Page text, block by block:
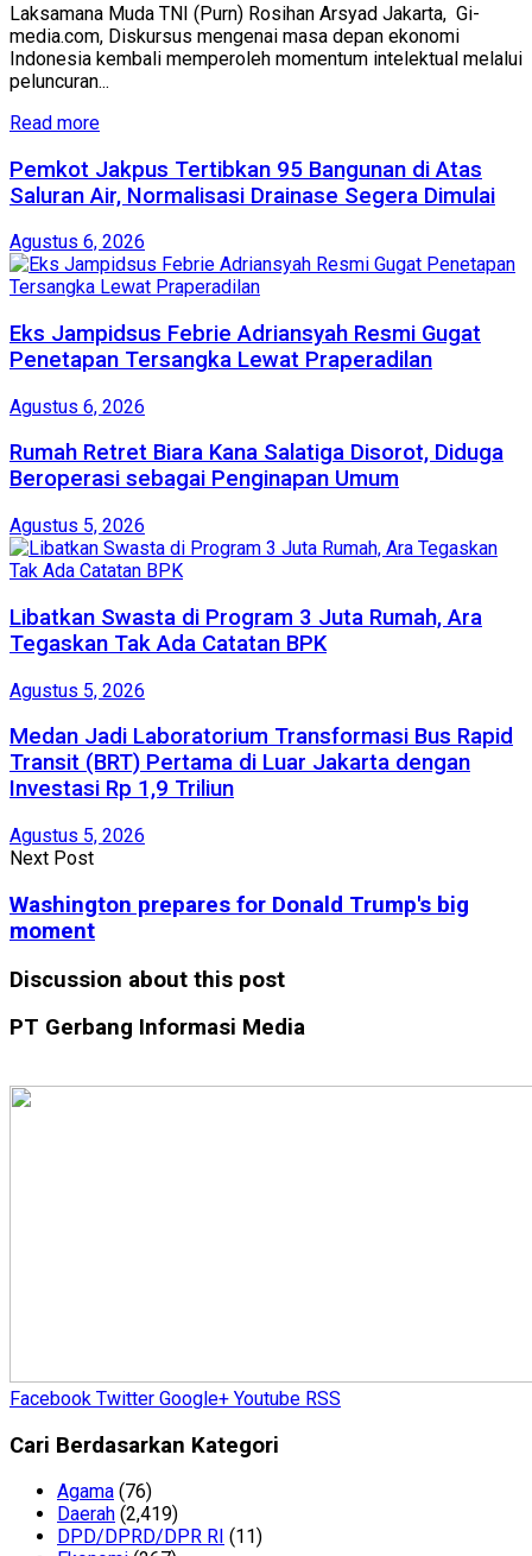
Laksamana Muda TNI (Purn) Rosihan Arsyad Jakarta, Gi-
media.com, Diskursus mengenai masa depan ekonomi
Indonesia kembali memperoleh momentum intelektual melalui
peluncuran...
Read more
Pemkot Jakpus Tertibkan 95 Bangunan di Atas
Saluran Air, Normalisasi Drainase Segera Dimulai
Agustus 6, 2026
‎Eks Jampidsus Febrie Adriansyah Resmi Gugat
Penetapan Tersangka Lewat Praperadilan
Agustus 6, 2026
Rumah Retret Biara Kana Salatiga Disorot, Diduga
Beroperasi sebagai Penginapan Umum
Agustus 5, 2026
Libatkan Swasta di Program 3 Juta Rumah, Ara
Tegaskan Tak Ada Catatan BPK
Agustus 5, 2026
Medan Jadi Laboratorium Transformasi Bus Rapid
Transit (BRT) Pertama di Luar Jakarta dengan
Investasi Rp 1,9 Triliun
Agustus 5, 2026
Next Post
Washington prepares for Donald Trump's big
moment
Discussion about this post
PT Gerbang Informasi Media
Facebook Twitter Google+ Youtube RSS
Cari Berdasarkan Kategori
Agama (76)
Daerah (2,419)
DPD/DPRD/DPR RI (11)